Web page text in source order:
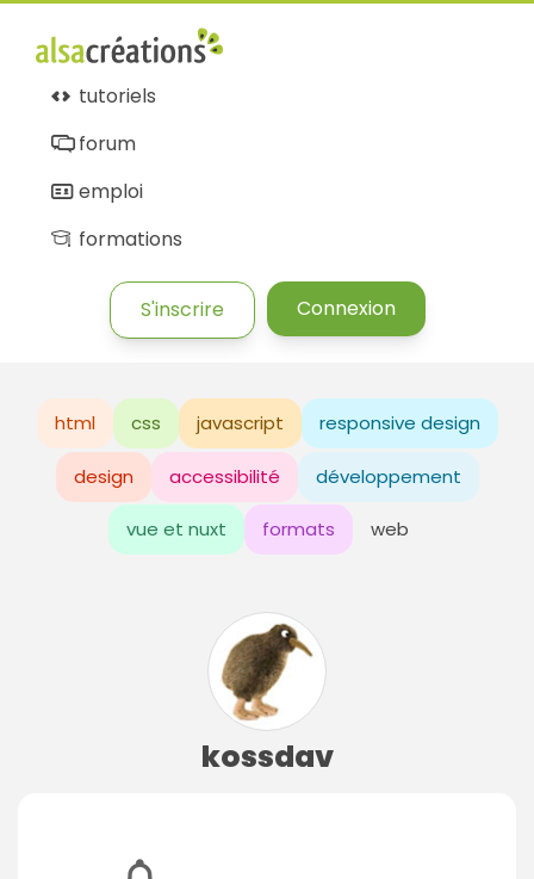
tutoriels
forum
emploi
formations
S'inscrire Connexion
html css javascript responsive design
design accessibilité développement
vue et nuxt formats web
kossdav